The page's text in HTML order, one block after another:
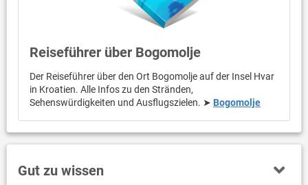
Reiseführer über Bogomolje
Der Reiseführer über den Ort Bogomolje auf der Insel Hvar
in Kroatien. Alle Infos zu den Stränden,
Sehenswürdigkeiten und Ausflugszielen. ➤ Bogomolje
Gut zu wissen